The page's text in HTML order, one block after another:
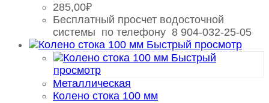
285,00₽
Бесплатный просчет водосточной
системы по телефону 8 904-032-25-05
Быстрый просмотр
Быстрый
просмотр
Металлическая
Колено стока 100 мм